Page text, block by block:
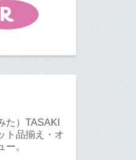
た）TASAKI
ト品揃え・オ
ー。